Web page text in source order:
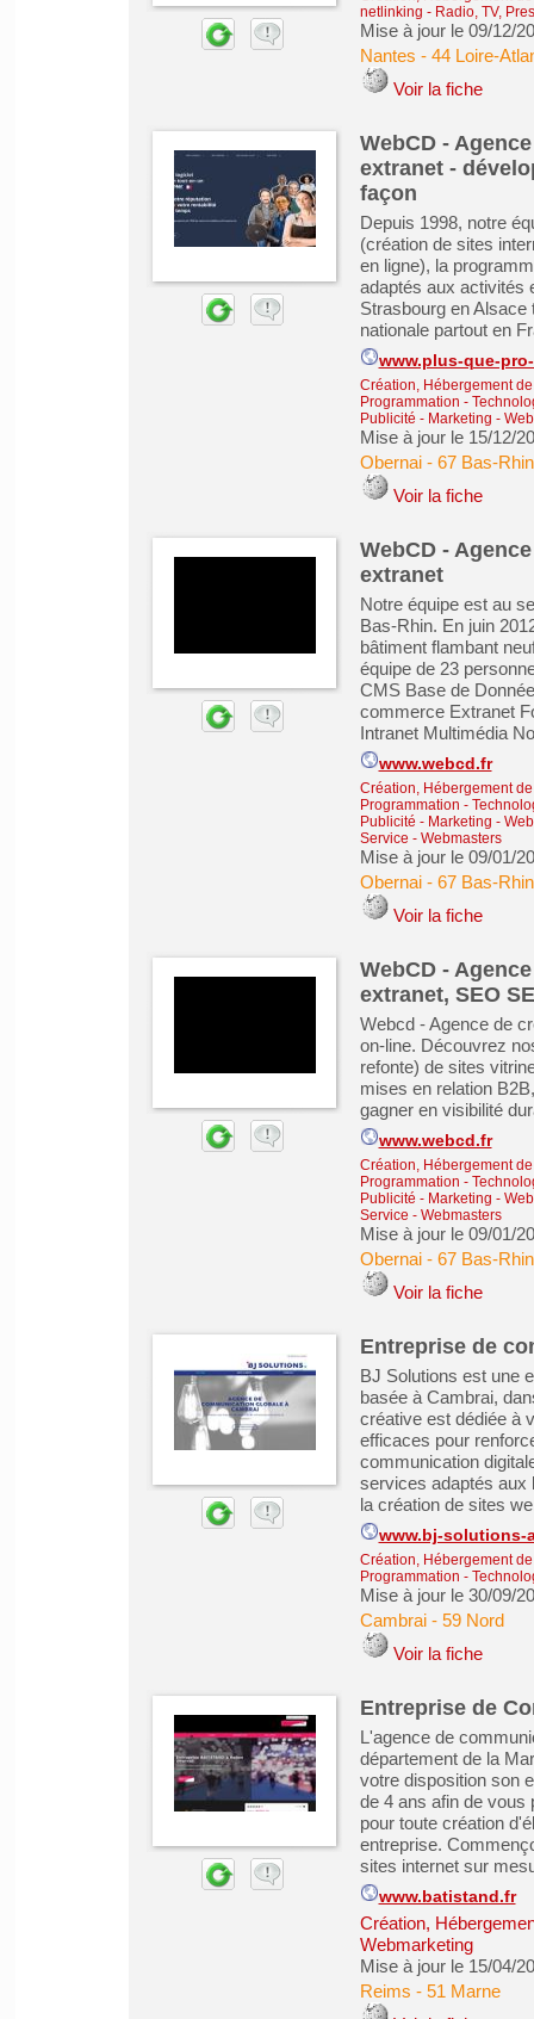
netlinking - Radio, TV,
Mise à jour le 09/12/
Nantes - 44 Loire-
Voir la fiche
WebCD -
extranet -
façon
Depuis 1998, notre
(création de sites
en ligne), la
adaptés aux activités
Strasbourg en Alsace
nationale partout en
www.plus-que-
Création, Hébergement
Programmation -
Publicité - Marketing -
Mise à jour le 15/12/
Obernai- 67 Bas-Rhin
Voir la fiche
WebCD -
extranet
Notre équipe est au
Bas-Rhin. En juin
bâtiment flambant
équipe de 23
CMS Base de
commerce Extranet
Intranet Multimédia
www.webcd.fr
Création, Hébergement
Programmation -
Publicité - Marketing -
Service - Webmasters
Mise à jour le 09/01/
Obernai- 67 Bas-Rhin
Voir la fiche
WebCD -
extranet, SEO
Webcd - Agence de
on-line. Découvrez
refonte) de sites
mises en relation
gagner en visibilité
www.webcd.fr
Création, Hébergement
Programmation -
Publicité - Marketing -
Service - Webmasters
Mise à jour le 09/01/
Obernai- 67 Bas-Rhin
Voir la fiche
Entreprise de
BJ Solutions est une
basée à Cambrai,
créative est dédiée à
efficaces pour
communication
services adaptés aux
la création de sites
www.bj-solutions-
Création, Hébergement
Programmation -
Mise à jour le 30/09/
Cambrai- 59 Nord
Voir la fiche
Entreprise de
L'agence de
département de la
votre disposition son
de 4 ans afin de vous
pour toute création
entreprise.
sites internet sur
www.batistand.fr
Création,
Webmarketing
Mise à jour le 15/04/
Reims - 51 Marne